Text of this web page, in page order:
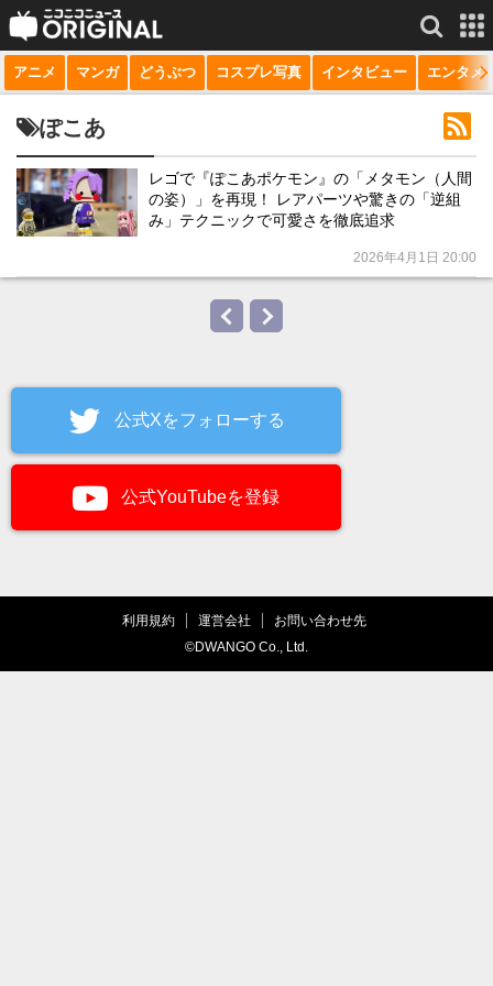
サービス一覧 もっと見る
動画
生放送
ニコニコQ
アニメ マンガ どうぶつ コスプレ写真 インタビュー エンタメ
ぽこあ
レゴで『ぽこあポケモン』の「メタモン（人間
の姿）」を再現！ レアパーツや驚きの「逆組
み」テクニックで可愛さを徹底追求
2026年4月1日 20:00
公式Xをフォローする
公式YouTubeを登録
利用規約 運営会社
お問い合わせ先
©DWANGO Co., Ltd.